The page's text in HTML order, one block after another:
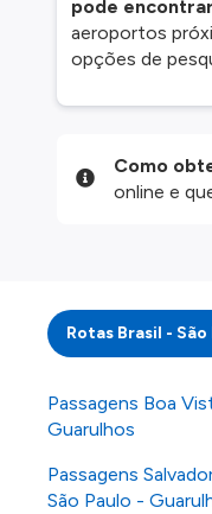
pode
aeroportos
opções de
Como
online e
Rotas Brasil -
Passagens Boa
Guarulhos
Passagens
São Paulo -